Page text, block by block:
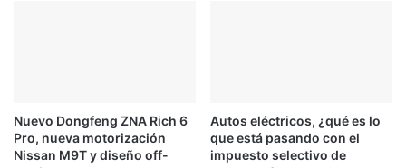
o
a
n
Nuevo Dongfeng ZNA Rich 6
Pro, nueva motorización
Nissan M9T y diseño off-
Autos eléctricos, ¿qué es lo
que está pasando con el
impuesto selectivo de